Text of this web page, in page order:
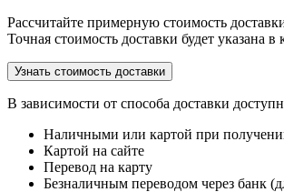
Рассчитайте примерную стоимость
Точная стоимость доставки будет указана в
Узнать стоимость доставки
В зависимости от способа доставки
Наличными или картой при
Картой на сайте
Перевод на карту
Безналичным переводом через банк